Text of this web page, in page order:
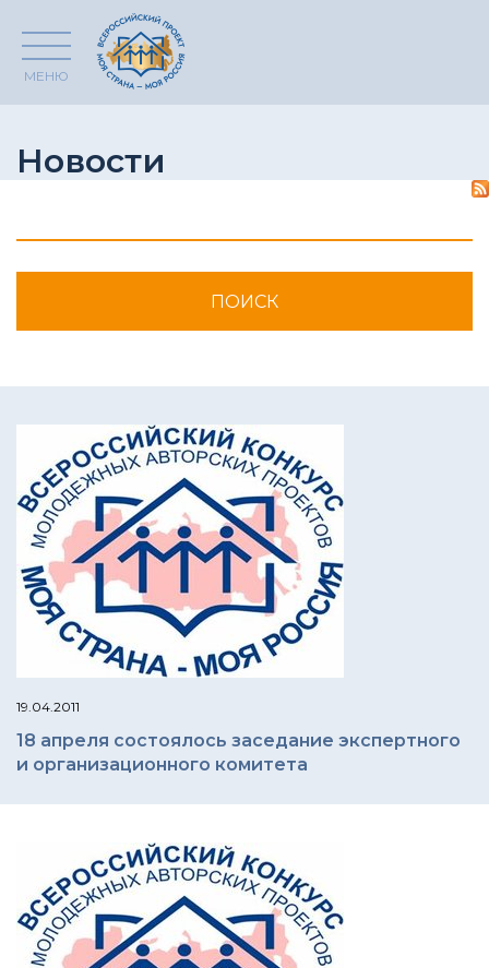
МЕНЮ
Новости
19.04.2011
18 апреля состоялось заседание экспертного
и организационного комитета